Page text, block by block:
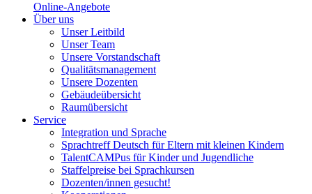
Online-Angebote
Über uns
Unser Leitbild
Unser Team
Unsere Vorstandschaft
Qualitätsmanagement
Unsere Dozenten
Gebäudeübersicht
Raumübersicht
Service
Integration und Sprache
Sprachtreff Deutsch für Eltern mit kleinen Kindern
TalentCAMPus für Kinder und Jugendliche
Staffelpreise bei Sprachkursen
Dozenten/innen gesucht!